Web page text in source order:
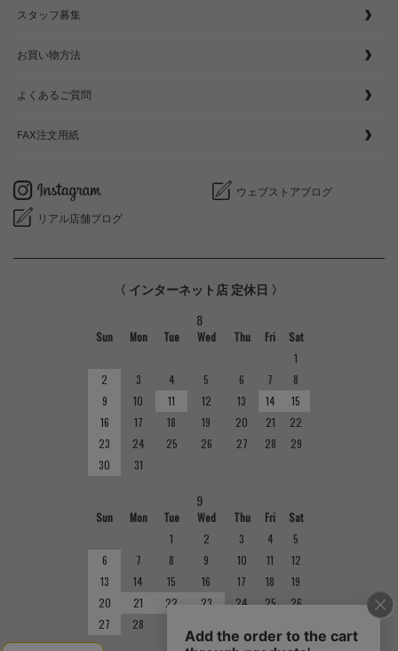
スタッフ募集
お買い物方法
よくあるご質問
FAX注文用紙
ウェブストアブログ
リアル店舗ブログ
〈 インターネット店 定休日 〉
8
Sun Mon Tue Wed Thu Fri
Sat
1
2
3 4 5 6 7
8
9
10 11 12 13 14
15
16
17 18 19 20 21
22
23
24 25 26 27 28
29
30
31
9
Sun Mon Tue Wed Thu Fri
Sat
1
2 3 4
5
6
7 8 9 10 11
12
13
14 15 16 17 18
19
20
21 22 23 24 25
26
27
28